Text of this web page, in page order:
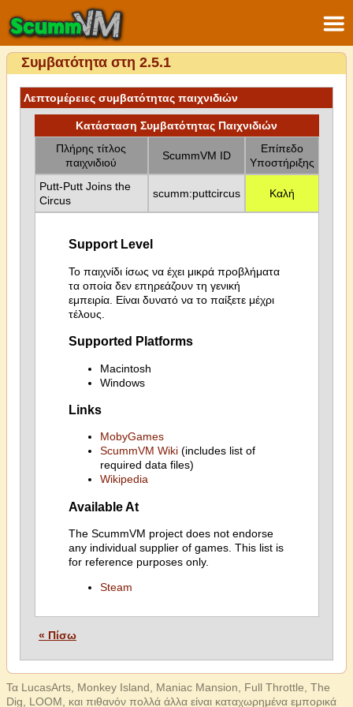
Συμβατότητα στη 2.5.1
Λεπτομέρειες συμβατότητας παιχνιδιών
Κατάσταση Συμβατότητας Παιχνιδιών
Πλήρης τίτλος
παιχνιδιού
ScummVM ID
Επίπεδο
Υποστήριξης
Putt-Putt Joins the
Circus
scumm:puttcircus Καλή
Support Level
Το παιχνίδι ίσως να έχει μικρά προβλήματα
τα οποία δεν επηρεάζουν τη γενική
εμπειρία. Είναι δυνατό να το παίξετε μέχρι
τέλους.
Supported Platforms
Macintosh
Windows
Links
MobyGames
ScummVM Wiki(includes list of
required data files)
Wikipedia
Available At
The ScummVM project does not endorse
any individual supplier of games. This list is
for reference purposes only.
Steam
« Πίσω
Τα LucasArts, Monkey Island, Maniac Mansion, Full Throttle, The
Dig, LOOM, και πιθανόν πολλά άλλα είναι καταχωρημένα εμπορικά